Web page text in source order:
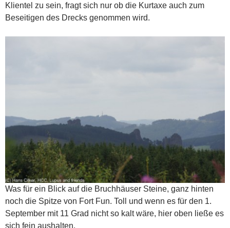
Klientel zu sein, fragt sich nur ob die Kurtaxe auch zum
Beseitigen des Drecks genommen wird.
Was für ein Blick auf die Bruchhäuser Steine, ganz hinten
noch die Spitze von Fort Fun. Toll und wenn es für den 1.
September mit 11 Grad nicht so kalt wäre, hier oben ließe es
sich fein aushalten.